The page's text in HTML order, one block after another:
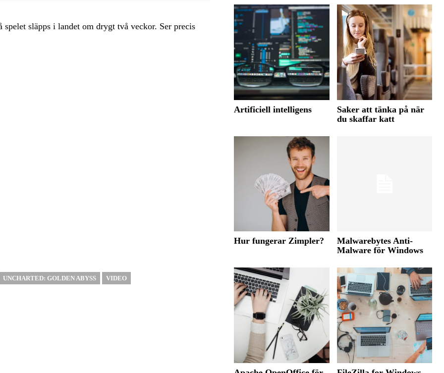
släpps i landet om drygt två veckor. Ser precis
UNCHARTED: GOLDEN ABYSS VIDEO
Artificiell intelligens
Saker att tänka på när
du skaffar katt
Hur fungerar Zimpler?
Malwarebytes Anti-
Malware för Windows